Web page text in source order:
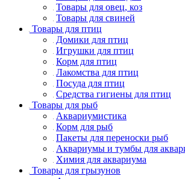
Товары для овец, коз
Товары для свиней
Товары для птиц
Домики для птиц
Игрушки для птиц
Корм для птиц
Лакомства для птиц
Посуда для птиц
Средства гигиены для птиц
Товары для рыб
Аквариумистика
Корм для рыб
Пакеты для переноски рыб
Аквариумы и тумбы для
Химия для аквариума
Товары для грызунов